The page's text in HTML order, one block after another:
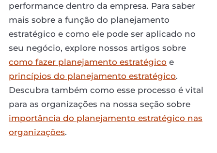
performance dentro da empresa. Para saber
mais sobre a função do planejamento
estratégico e como ele pode ser aplicado no
seu negócio, explore nossos artigos sobre
como fazer planejamento estratégico e
princípios do planejamento estratégico.
Descubra também como esse processo é vital
para as organizações na nossa seção sobre
importância do planejamento estratégico nas
organizações.